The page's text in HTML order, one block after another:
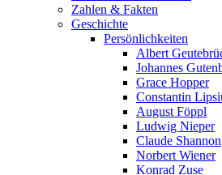
Zahlen & Fakten
Geschichte
Persönlichkeiten
Albert
Johannes
Grace Hopper
Constantin
August Föppl
Ludwig Nieper
Claude Shannon
Norbert Wiener
Konrad Zuse